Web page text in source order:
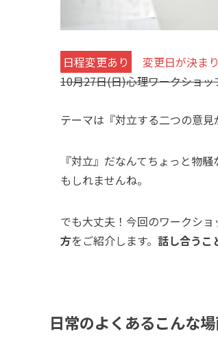
日程変更あり
変更日が決ま
10月27日(日)心理ワークショッ
テーマは『対立する二つの意見
『対立』だなんてちょっと物
もしれませんね。
でも大丈夫！今回のワークショ
方をご紹介します。 話し合うこ
日常のよくあるこんな